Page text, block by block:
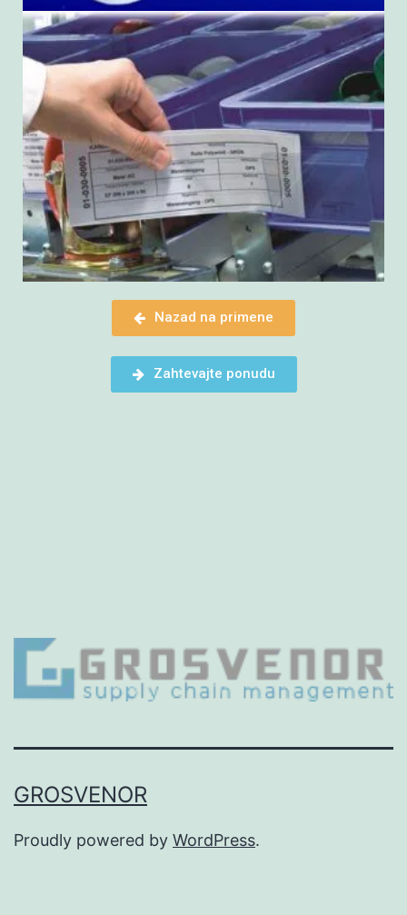
Nazad na primene
Zahtevajte ponudu
GROSVENOR
Proudly powered by WordPress.